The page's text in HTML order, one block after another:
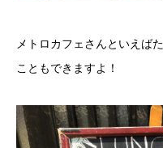
メトロカフェさんといえば
こともできますよ！